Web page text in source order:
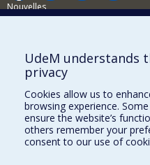
Nouvelles
Comment soutenir le
BESOIN D'AIDE?
Plan du site
Signaler une erreur
Accessibilité
UdeM understands
privacy
Cookies allow us to
browsing experience.
ensure the website’s
others remember your
consent to our use of